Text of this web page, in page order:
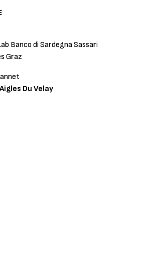
Banco di Sardegna Sassari
Graz
Du Velay